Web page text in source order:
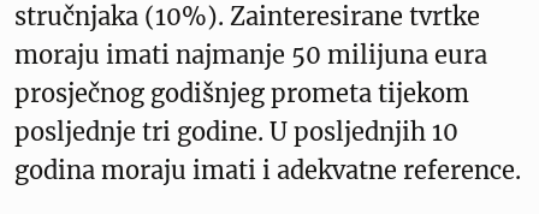
stručnjaka (10%). Zainteresirane tvrtke
moraju imati najmanje 50 milijuna eura
prosječnog godišnjeg prometa tijekom
posljednje tri godine. U posljednjih 10
godina moraju imati i adekvatne reference.